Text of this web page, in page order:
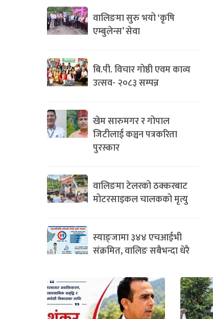
वालिङमा सुरु भयो ‘कृषि
एम्बुलेन्स’ सेवा
बि.पी. विचार गोष्ठी एवम काव्य
उत्सव- २०८३ सम्पन्न
खेम सारुमगर र गोपाल
जिटीलाई कञ्चन पत्रकरिता
पुरस्कार
वालिङमा टेलरको ठक्करबाट
मोटरसाइकल चालकको मृत्यु
स्याङ्जामा ३४४ एचआईभी
संक्रमित, वालिङ सबैभन्दा धेरै